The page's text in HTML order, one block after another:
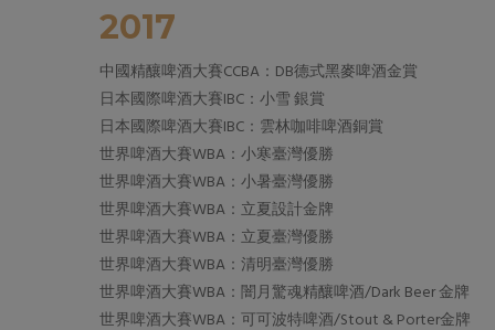
2017
中國精釀啤酒大賽CCBA：DB德式黑麥啤酒金賞
日本國際啤酒大賽IBC：小雪 銀賞
日本國際啤酒大賽IBC：雲林咖啡啤酒銅賞
世界啤酒大賽WBA：小寒臺灣優勝
世界啤酒大賽WBA：小暑臺灣優勝
世界啤酒大賽WBA：立夏設計金牌
世界啤酒大賽WBA：立夏臺灣優勝
世界啤酒大賽WBA：清明臺灣優勝
世界啤酒大賽WBA：闇月驚魂精釀啤酒/Dark Beer 金牌
世界啤酒大賽WBA：可可波特啤酒/Stout & Porter金牌